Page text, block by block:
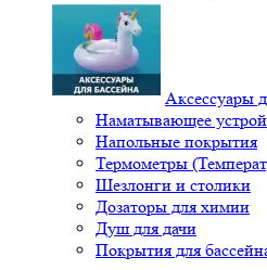
Аксессуары
Наматывающее
Напольные покрытия
Термометры
Шезлонги и столики
Дозаторы для химии
Душ для дачи
Покрытия для